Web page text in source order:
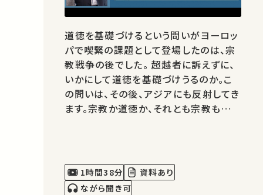
道徳を基礎づけるという問いがヨーロッ
パで喫緊の課題として登場したのは、宗
教戦争の後でした。 超越者に訴えずに、
いかにして道徳を基礎づけうるのか。こ
の問いは、その後、アジアにも反射してき
ます。宗教か道徳か、それとも宗教も道徳
えば礼のような古い規範が再評価されて
います。この講演で…
1時間38分
資料あり
ながら聞き可